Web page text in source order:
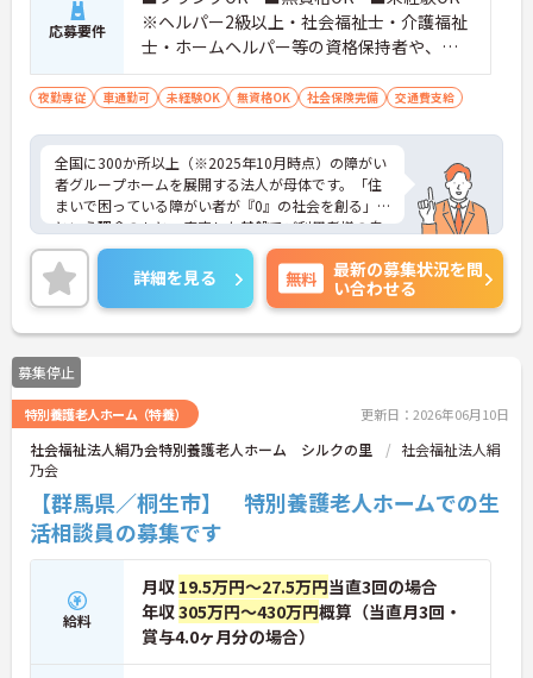
応募要件
※ヘルパー2級以上・社会福祉士・介護福祉
士・ホームヘルパー等の資格保持者や、福
祉系業務経験者、障害者支援施設経験者、
生活支援員、障害者支援員、就労支援員、
夜勤専従 車通勤可 未経験OK 無資格OK 社会保険完備 交通費支給
全国に300か所以上（※2025年10月時点）の障がい
者グループホームを展開する法人が母体です。「住
まいで困っている障がい者が『0』の社会を創る」
という理念のもと、安定した基盤でご利用者様の自
立を支援しています。週1日からの勤務が可能で、W
ワークや扶養内での勤務も歓迎しており、ご自身の
ペースで働けます。20代から60代まで幅広い世代が
活躍中で、未経験や無資格の方でも安心してスター
トできるよう、先輩スタッフが丁寧にサポートしま
す。昇給の機会は年2回あり、頑張りが評価される環
境です。正社員登用制度や産休・育休制度も整って
いるため、ライフステージに合わせて長く働き続け
られます。介護に挑戦したい方や、空いた時間を有
効活用したい方におすすめです。ご興味のある方は
詳細等をお伝えしますので、お気軽にお問い合わせ
ください。
詳細を見る 無料
最新の募集状況を問
い合わせる
募集停止
特別養護老人ホーム（特養） 更新日：2026年06月10日
社会福祉法人絹乃会特別養護老人ホーム シルクの里
社会福祉法人絹
乃会
【群馬県／桐生市】 特別養護老人ホームでの生
活相談員の募集です
給料
月収 19.5万円～27.5万円当直3回の場合
年収305万円～430万円概算（当直月3回・
賞与4.0ヶ月分の場合）